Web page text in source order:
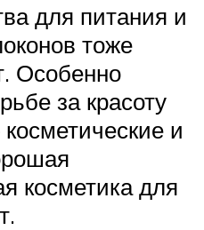
для питания и
тоже
Особенно
за красоту
и
косметика для